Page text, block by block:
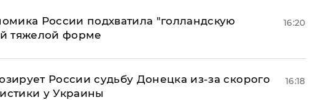
России подхватила "голландскую
тяжелой форме
16:20
России судьбу Донецка из-за скорого
у Украины
16:18